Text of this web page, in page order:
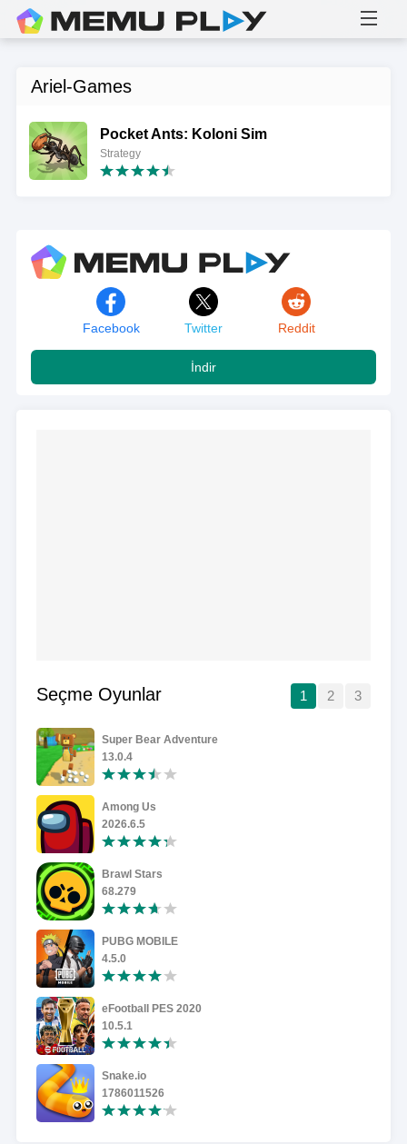
Ariel-Games
Pocket Ants: Koloni Sim
Strategy
Facebook Twitter Reddit
İndir
Seçme Oyunlar 1 2 3
Super Bear Adventure
13.0.4
Among Us
2026.6.5
Brawl Stars
68.279
PUBG MOBILE
4.5.0
eFootball PES 2020
10.5.1
Snake.io
1786011526